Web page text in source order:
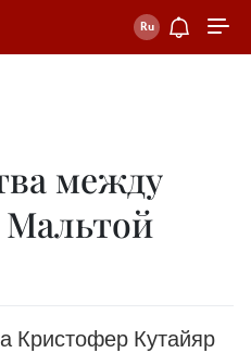
между
Кристофер Кутайяр